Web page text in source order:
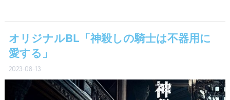
オリジナルBL「神殺しの騎士は不器用に
愛する」
2023-08-13